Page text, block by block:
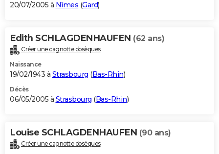
20/07/2005 à Nîmes (Gard)
Edith SCHLAGDENHAUFEN (62 ans)
Créer une cagnotte obsèques
Naissance
19/02/1943 à Strasbourg (Bas-Rhin)
Décès
06/05/2005 à Strasbourg (Bas-Rhin)
Louise SCHLAGDENHAUFEN (90 ans)
Créer une cagnotte obsèques